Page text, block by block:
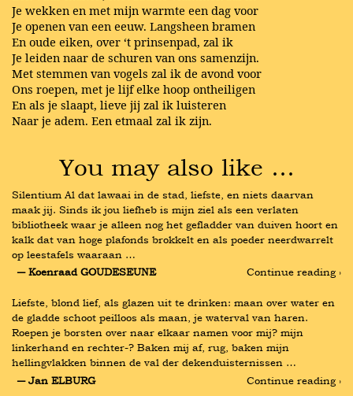
Je wekken en met mijn warmte een dag voor
Je openen van een eeuw. Langsheen bramen
En oude eiken, over ‘t prinsenpad, zal ik
Je leiden naar de schuren van ons samenzijn.
Met stemmen van vogels zal ik de avond voor
Ons roepen, met je lijf elke hoop ontheiligen
En als je slaapt, lieve jij zal ik luisteren
Naar je adem. Een etmaal zal ik zijn.
You may also like …
Silentium Al dat lawaai in de stad, liefste, en niets daarvan
maak jij. Sinds ik jou liefheb is mijn ziel als een verlaten
bibliotheek waar je alleen nog het gefladder van duiven hoort en
kalk dat van hoge plafonds brokkelt en als poeder neerdwarrelt
op leestafels waaraan …
― Koenraad GOUDESEUNE
Continue reading ›
Liefste, blond lief, als glazen uit te drinken: maan over water en
de gladde schoot peilloos als maan, je waterval van haren.
Roepen je borsten over naar elkaar namen voor mij? mijn
linkerhand en rechter-? Baken mij af, rug, baken mijn
hellingvlakken binnen de val der dekenduisternissen …
― Jan ELBURG
Continue reading ›